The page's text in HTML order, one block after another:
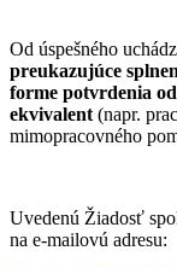
Od úspešného
preukazujúce
forme potvrdenia
ekvivalent (napr.
mimopracovného
Uvedenú Žiadosť
na e-mailovú adresu: